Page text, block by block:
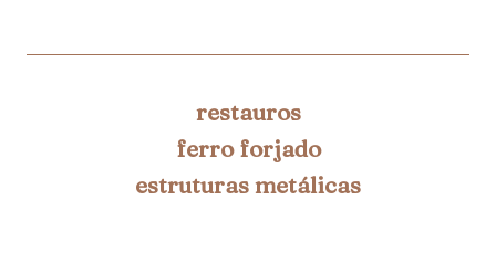
restauros
ferro forjado
estruturas metálicas